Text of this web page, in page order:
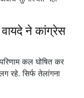
वायदे ने कांग्रेस
कल घोषित कर
रहे. सिर्फ तेलांगना